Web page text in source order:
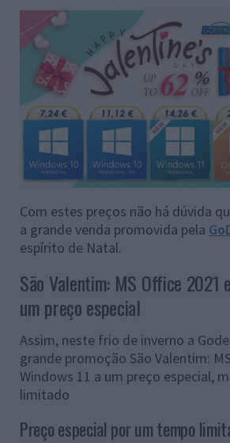
Com estes preços não há dúvida
a grande venda promovida pela
espírito de Natal.
São Valentim: MS Office 2021
um preço especial
Assim, neste frio de inverno a
grande promoção São Valentim:
Windows 11 a um preço especial,
limitado
Preço especial por um tempo